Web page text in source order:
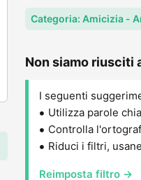
Categoria: Amicizia -
Non siamo riusciti
I seguenti
Utilizza parole
Controlla
Riduci i filtri,
Reimposta filtro →